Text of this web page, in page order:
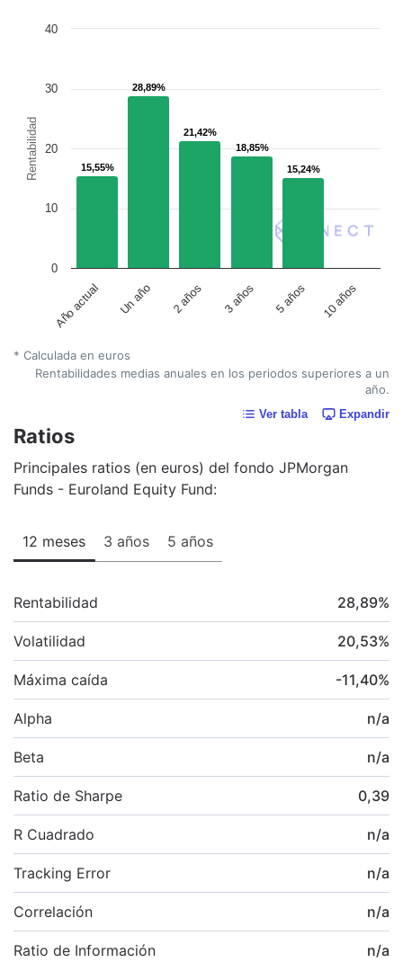
Rentabilidad 15,55%
15,55%
28,89%
28,89%
21,42%
21,42%
18,85%
18,85%
15,24%
15,24%
Año actual Un año 2 años 3 años 5 años 10 años
0
10
20
30
40
* Calculada en euros
Rentabilidades medias anuales en los periodos superiores a un
año.
Ver tabla Expandir
Ratios
Principales ratios (en euros) del fondo JPMorgan
Funds - Euroland Equity Fund:
12 meses 3 años 5 años
Rentabilidad 28,89%
Volatilidad 20,53%
Máxima caída -11,40%
Alpha n/a
Beta n/a
Ratio de Sharpe 0,39
R Cuadrado n/a
Tracking Error n/a
Correlación n/a
Ratio de Información n/a